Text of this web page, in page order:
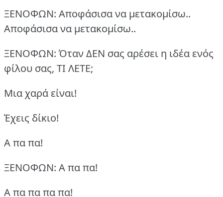
ΞΕΝΟΦΩΝ: Αποφάσισα να μετακομίσω..
Αποφάσισα να μετακομίσω..
ΞΕΝΟΦΩΝ: Όταν ΔΕΝ σας αρέσει η ιδέα ενός
φίλου σας, ΤΙ ΛΕΤΕ;
Μια χαρά είναι!
Έχεις δίκιο!
Α πα πα!
ΞΕΝΟΦΩΝ: Α πα πα!
Α πα πα πα πα!